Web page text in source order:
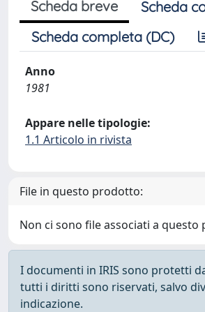
Scheda breve
Scheda
Scheda completa (DC)
Anno
1981
Appare nelle tipologie:
1.1 Articolo in rivista
File in questo prodotto:
Non ci sono file associati a questo
I documenti in IRIS sono protetti
tutti i diritti sono riservati, salvo
indicazione.